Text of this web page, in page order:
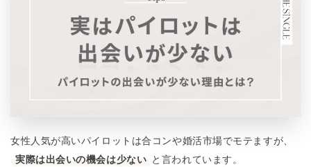
女性人気が高いパイロットは合コンや婚活市場でモテますが、
実際は出会いの機会は少ない と言われています。